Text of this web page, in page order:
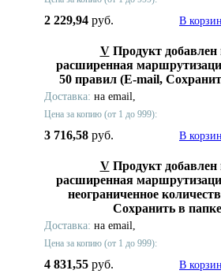
2 229,94 руб. В
V Продукт добавлен
расширенная
50 правил (E-mail,
Доставка: на email,
Цена за копию (от 1 до 999):
3 716,58 руб. В
V Продукт добавлен
расширенная
неограниченное
Сохранить в
Доставка: на email,
Цена за копию (от 1 до 999):
4 831,55 руб. В